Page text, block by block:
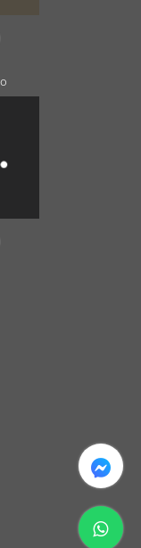
whatsapp
messenger